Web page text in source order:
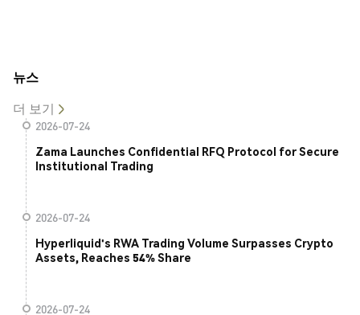
뉴스
더 보기
2026-07-24
Zama Launches Confidential RFQ Protocol for Secure
Institutional Trading
2026-07-24
Hyperliquid's RWA Trading Volume Surpasses Crypto
Assets, Reaches 54% Share
2026-07-24